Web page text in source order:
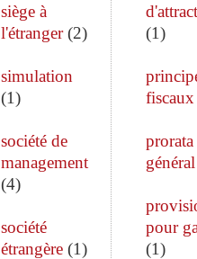
siège à
l'étranger(2)
simulation
(1)
société de
management
(4)
société
étrangère(1)
(1)
fiscaux
prorata
général
pour
(1)